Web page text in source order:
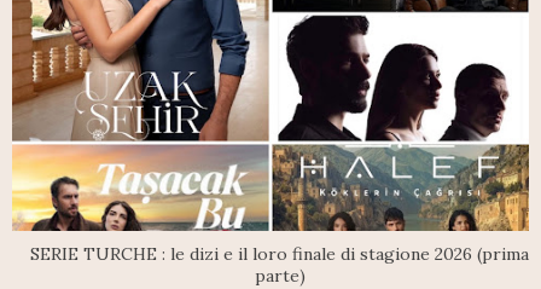
SERIE TURCHE : le dizi e il loro finale di stagione 2026 (prima
parte)